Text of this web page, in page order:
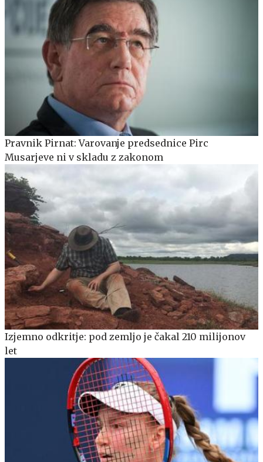
Pravnik Pirnat: Varovanje predsednice Pirc
Musarjeve ni v skladu z zakonom
Izjemno odkritje: pod zemljo je čakal 210 milijonov
let